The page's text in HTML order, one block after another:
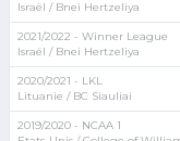
Israël / Bnei Hertzeliya
2021/2022 - Winner League
Israël / Bnei Hertzeliya
2020/2021 - LKL
Lituanie / BC Siauliai
2019/2020 - NCAA 1